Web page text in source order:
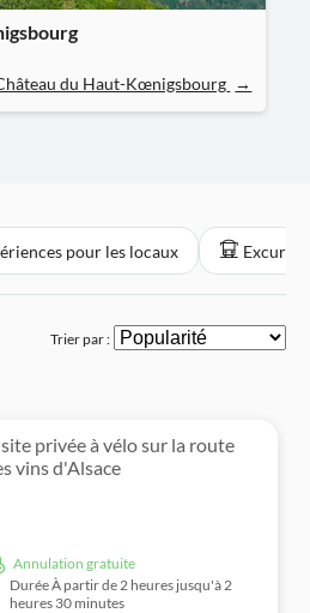
du Haut-Kœnigsbourg →
pour les locaux
Trier par :
privée à vélo sur la route
vins d'Alsace
Annulation gratuite
DuréeÀ partir de 2 heures jusqu'à 2
heures 30 minutes